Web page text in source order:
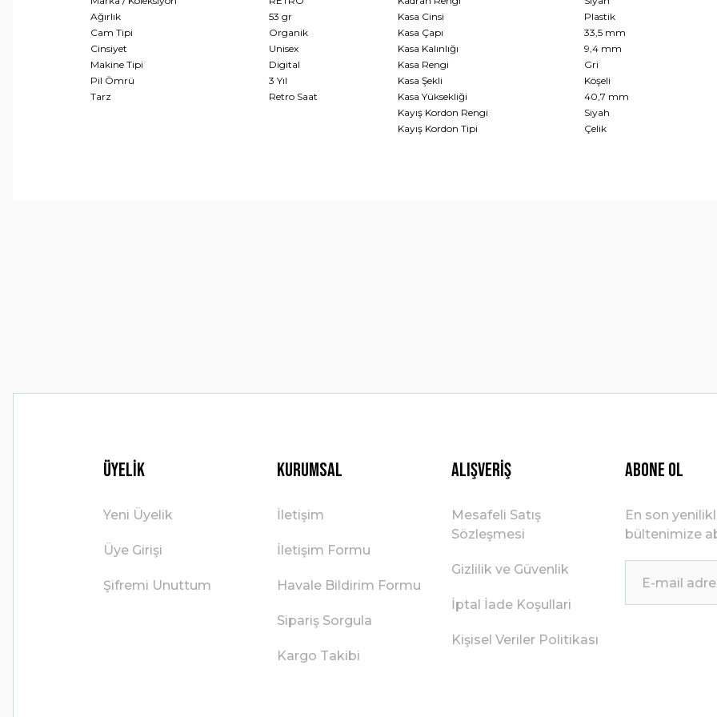
Ağırlık
53 gr
Cam Tipi
Organik
Cinsiyet
Unisex
Makine Tipi
Digital
Pil Ömrü
3 Yıl
Tarz
Retro Saat
Kasa Cinsi
Plastik
Kasa Çapı
33,5 mm
Kasa Kalınlığı
9,4 mm
Kasa Rengi
Gri
Kasa Şekli
Köşeli
Kasa Yüksekliği
40,7 mm
Kayış Kordon Rengi
Siyah
Kayış Kordon Tipi
Çelik
Üyelik
Yeni Üyelik
Üye Girişi
Şifremi Unuttum
Kurumsal
İletişim
İletişim Formu
Havale Bildirim Formu
Sipariş Sorgula
Kargo Takibi
Alışveriş
Mesafeli Satış
Sözleşmesi
Gizlilik ve Güvenlik
İptal İade Koşullari
Kişisel Veriler Politikası
ABONE OL
En son
bültenimize